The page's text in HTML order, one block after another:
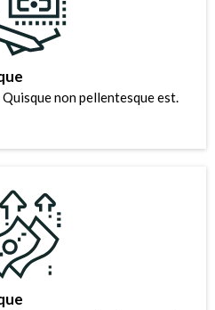
non pellentesque est.